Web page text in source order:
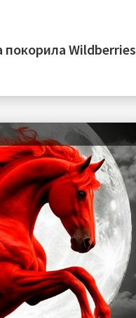
покорила Wildberries